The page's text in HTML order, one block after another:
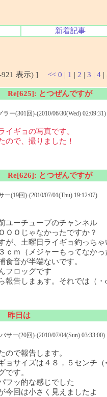
新着記事
921 表示) ] << 0 | 1 | 2 | 3 | 4 |
Re[625]: とつぜんですが
ラー(301回)-(2010/06/30(Wed) 02:09:31)
イギョの写真です。
ので、撮りました！
Re[626]: とつぜんですが
ー(19回)-(2010/07/01(Thu) 19:12:07)
ユーチューブのチャンネル
ＯＯじゃなかったですか？
が、土曜日ライギョ釣っちゃ
ｃｍ（メジャーもってなかっ
食音が半端ないです。
フロッグです
報告しまぁす。それでは（・
昨日は
サー(20回)-(2010/07/04(Sun) 03:33:00)
ので報告します。
ョサイズは４８，５センチ（
です。
フッ的な感じでした
今回は小さく見えましたよ